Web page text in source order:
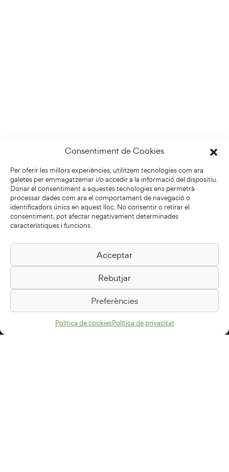
Consentiment de Cookies
Per oferir les millors experiències, utilitzem tecnologies com ara
galetes per emmagatzemar i/o accedir a la informació del dispositiu.
Donar el consentiment a aquestes tecnologies ens permetrà
processar dades com ara el comportament de navegació o
identificadors únics en aquest lloc. No consentir o retirar el
consentiment, pot afectar negativament determinades
característiques i funcions.
Acceptar
Rebutjar
Preferències
Política de cookiesPolítica de privacitat
Biblioteca Pilarin Bayés
Passeig de la Generalitat, 1
08500 Vic